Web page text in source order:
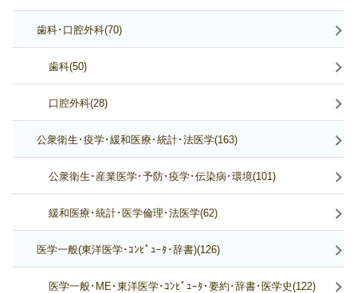
歯科･口腔外科(70)
歯科(50)
口腔外科(28)
公衆衛生･疫学･緩和医療･統計･法医学(163)
公衆衛生･産業医学･予防･疫学･伝染病･環境(101)
緩和医療･統計･医学倫理･法医学(62)
医学一般(東洋医学･ｺﾝﾋﾟｭｰﾀ･辞書)(126)
医学一般･ME･東洋医学･ｺﾝﾋﾟｭｰﾀ･要約･辞書･医学史(122)